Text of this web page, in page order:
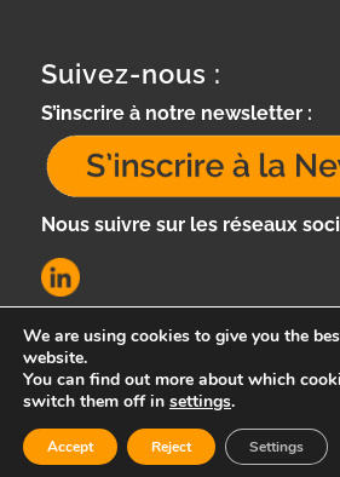
Suivez-nous :
S’inscrire à notre newsletter :
Nous suivre sur les réseaux
e-Cervo - Enfold Theme by Kriesi
We are using cookies to give you the
website.
You can find out more about which
switch them off in settings.
Accept Reject Settings